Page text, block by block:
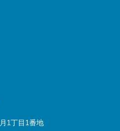
1丁目1番地